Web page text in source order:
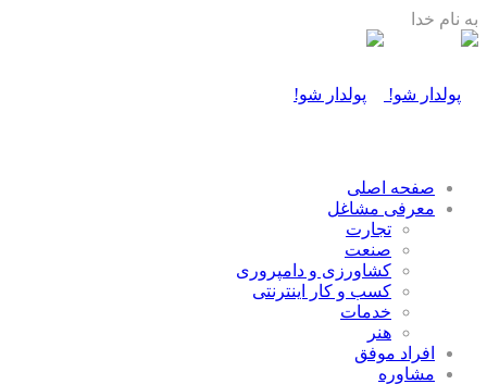
به نام خدا
صفحه اصلی
معرفی مشاغل
تجارت
صنعت
كشاورزی و دامپروری
كسب و كار اينترنتی
خدمات
هنر
افراد موفق
مشاوره